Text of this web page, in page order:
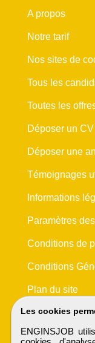
Les cookies
ENGINSJOB
A propos
Notre tarif
Nos sites de
Tous les
Toutes les
Déposer un CV
Déposer une
Témoignages
Informations
Paramètres
Conditions de
Conditions
Plan du site